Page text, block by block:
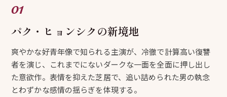
パク・ヒョンシクの新境地
爽やかな好青年像で知られる主演が、冷徹で計算高い復讐
者を演じ、これまでにないダークな一面を全面に押し出し
た意欲作。表情を抑えた芝居で、追い詰められた男の執念
とわずかな感情の揺らぎを体現する。